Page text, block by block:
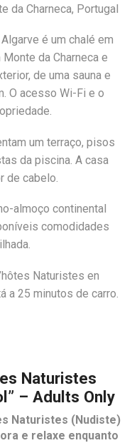
da Charneca, Portugal
é um chalé em
da Charneca e
de uma sauna e
O acesso Wi-Fi e o
um terraço, pisos
da piscina. A casa
de cabelo.
almoço continental
comodidades
Naturistes en
a 25 minutos de carro.
Naturistes
– Adults Only
Naturistes (Nudiste)
e relaxe enquanto